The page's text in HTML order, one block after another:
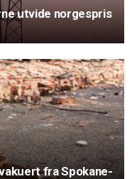
utvide norgespris
fra Spokane-